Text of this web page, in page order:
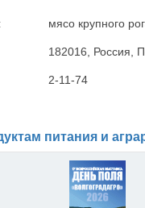
мясо крупного
182016, Россия,
2-11-74
питания и